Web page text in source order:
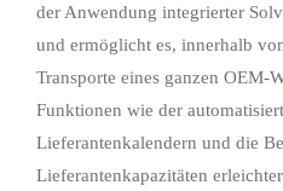
der Anwendung integrierter
und ermöglicht es, innerhalb
Transporte eines ganzen OEM-
Funktionen wie der
Lieferantenkalendern und die
Lieferantenkapazitäten